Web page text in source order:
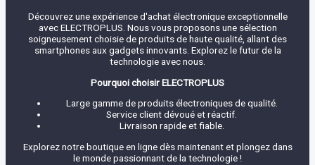
Découvrez une expérience d'achat électronique exceptionnelle
avec ELECTROPLUS. Nous vous proposons une sélection
soigneusement choisie de produits de haute qualité, allant des
smartphones aux gadgets innovants. Explorez le futur de la
technologie avec nous.
Pourquoi choisir ELECTROPLUS
Large gamme de produits électroniques de qualité.
Service client dévoué et réactif.
Livraison rapide et fiable.
Explorez notre boutique en ligne dès maintenant et plongez dans
le monde passionnant de la technologie !